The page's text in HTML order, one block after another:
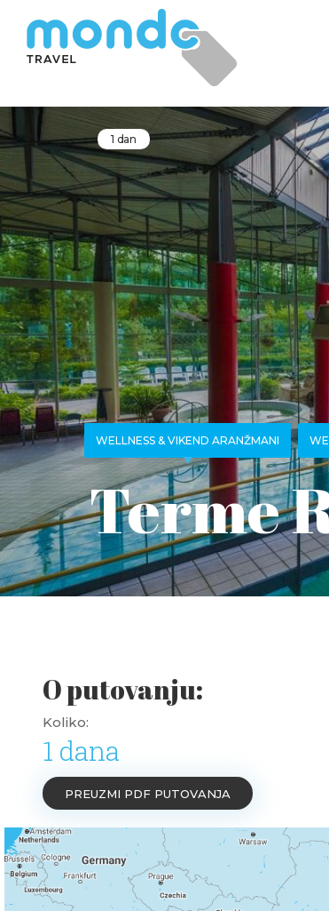
1 dan
WELLNESS & VIKEND ARANŽMANI
Terme
O putovanju:
Koliko:
1 dana
PREUZMI PDF PUTOVANJA